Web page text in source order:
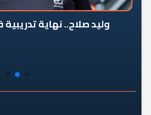
وليد صلاح.. نهاية